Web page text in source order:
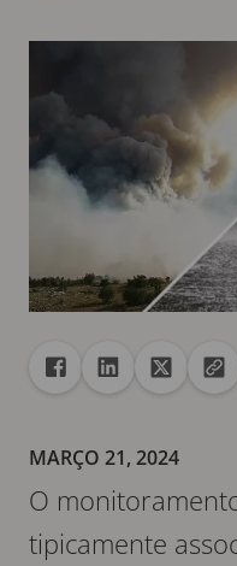
Compartilhar
Compartilhar no
Compartilhar
MARÇO 21, 2024
O
tipicamente